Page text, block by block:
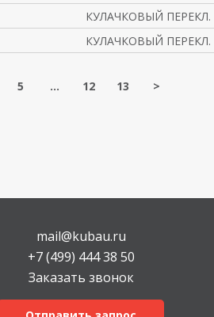
КУЛАЧКОВЫЙ
КУЛАЧКОВЫЙ
5 ... 12 13 >
mail@kubau.ru
+7 (499) 444 38 50
Заказать звонок